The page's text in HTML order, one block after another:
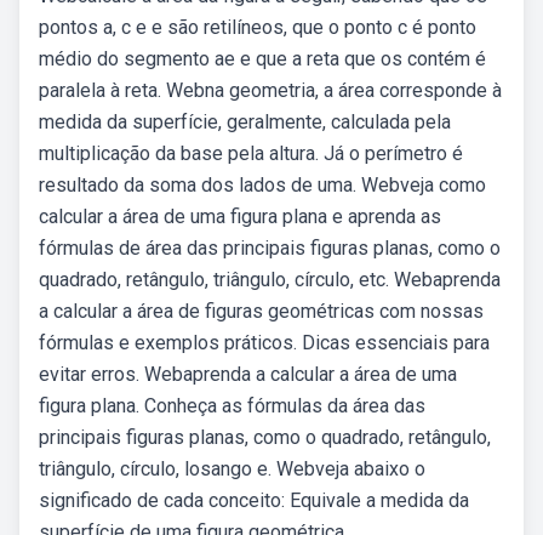
pontos a, c e e são retilíneos, que o ponto c é ponto
médio do segmento ae e que a reta que os contém é
paralela à reta. Webna geometria, a área corresponde à
medida da superfície, geralmente, calculada pela
multiplicação da base pela altura. Já o perímetro é
resultado da soma dos lados de uma. Webveja como
calcular a área de uma figura plana e aprenda as
fórmulas de área das principais figuras planas, como o
quadrado, retângulo, triângulo, círculo, etc. Webaprenda
a calcular a área de figuras geométricas com nossas
fórmulas e exemplos práticos. Dicas essenciais para
evitar erros. Webaprenda a calcular a área de uma
figura plana. Conheça as fórmulas da área das
principais figuras planas, como o quadrado, retângulo,
triângulo, círculo, losango e. Webveja abaixo o
significado de cada conceito: Equivale a medida da